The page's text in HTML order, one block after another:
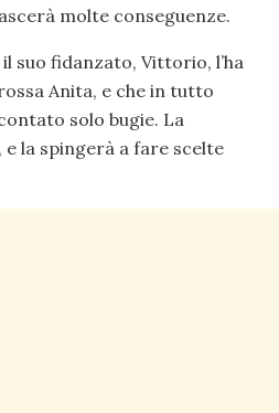
molte conseguenze.
suo fidanzato, Vittorio, l’ha
Anita, e che in tutto
solo bugie. La
la spingerà a fare scelte